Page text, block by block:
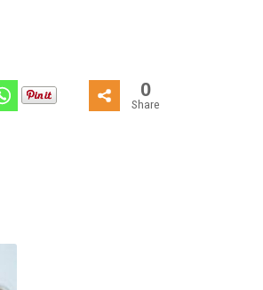
0
Share